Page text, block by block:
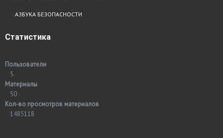
АЗБУКА БЕЗОПАСНОСТИ
Статистика
Пользователи
5
Материалы
50
Кол-во просмотров материалов
1485118